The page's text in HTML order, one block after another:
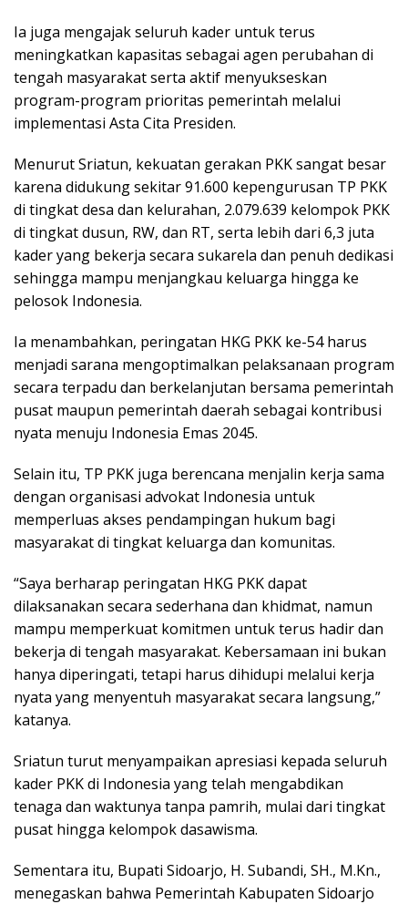
Ia juga mengajak seluruh kader untuk terus
meningkatkan kapasitas sebagai agen perubahan di
tengah masyarakat serta aktif menyukseskan
program-program prioritas pemerintah melalui
implementasi Asta Cita Presiden.
Menurut Sriatun, kekuatan gerakan PKK sangat besar
karena didukung sekitar 91.600 kepengurusan TP PKK
di tingkat desa dan kelurahan, 2.079.639 kelompok PKK
di tingkat dusun, RW, dan RT, serta lebih dari 6,3 juta
kader yang bekerja secara sukarela dan penuh dedikasi
sehingga mampu menjangkau keluarga hingga ke
pelosok Indonesia.
Ia menambahkan, peringatan HKG PKK ke-54 harus
menjadi sarana mengoptimalkan pelaksanaan program
secara terpadu dan berkelanjutan bersama pemerintah
pusat maupun pemerintah daerah sebagai kontribusi
nyata menuju Indonesia Emas 2045.
Selain itu, TP PKK juga berencana menjalin kerja sama
dengan organisasi advokat Indonesia untuk
memperluas akses pendampingan hukum bagi
masyarakat di tingkat keluarga dan komunitas.
“Saya berharap peringatan HKG PKK dapat
dilaksanakan secara sederhana dan khidmat, namun
mampu memperkuat komitmen untuk terus hadir dan
bekerja di tengah masyarakat. Kebersamaan ini bukan
hanya diperingati, tetapi harus dihidupi melalui kerja
nyata yang menyentuh masyarakat secara langsung,”
katanya.
Sriatun turut menyampaikan apresiasi kepada seluruh
kader PKK di Indonesia yang telah mengabdikan
tenaga dan waktunya tanpa pamrih, mulai dari tingkat
pusat hingga kelompok dasawisma.
Sementara itu, Bupati Sidoarjo, H. Subandi, SH., M.Kn.,
menegaskan bahwa Pemerintah Kabupaten Sidoarjo